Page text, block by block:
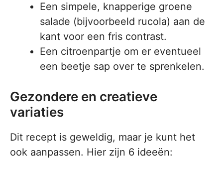
Een simpele, knapperige groene
salade (bijvoorbeeld rucola) aan de
kant voor een fris contrast.
Een citroenpartje om er eventueel
een beetje sap over te sprenkelen.
Gezondere en creatieve
variaties
Dit recept is geweldig, maar je kunt het
ook aanpassen. Hier zijn 6 ideeën: